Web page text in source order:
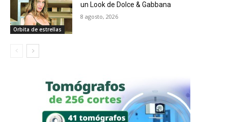
Orbita de estrellas
un Look de Dolce & Gabbana
8 agosto, 2026